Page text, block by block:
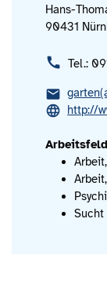
Hans-
90431
Tel.:
http://
Sucht